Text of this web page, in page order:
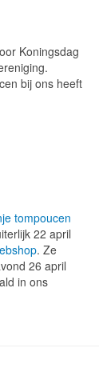
Koningsdag
bij ons heeft
tompoucen
22 april
. Ze
26 april
in ons